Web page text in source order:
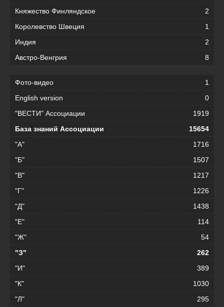
Княжество Финляндское
2
Королевство Швеция
1
Индия
2
Австро-Венгрия
8
Фото-видео
1
English version
0
"ВЕСТИ" Ассоциации
1919
База знаний Ассоциации
15654
"А"
1716
"Б"
1507
"В"
1217
"Г"
1226
"Д"
1438
"Е"
114
"Ж"
54
"З"
262
"И"
389
"К"
1030
"Л"
295